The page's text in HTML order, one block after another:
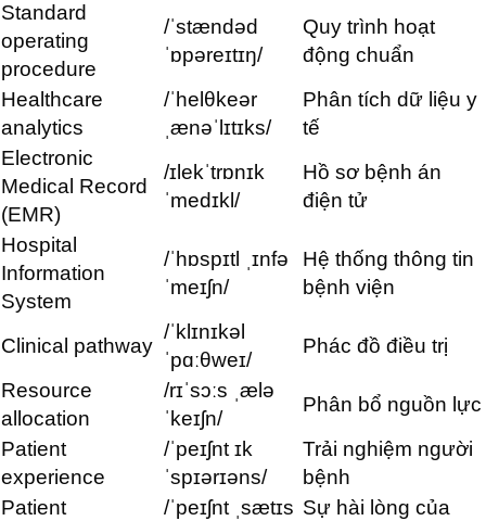
Standard
operating
procedure
/ˈstændəd
ˈɒpəreɪtɪŋ/
Quy trình hoạt
động chuẩn
Healthcare
analytics
/ˈhelθkeər
ˌænəˈlɪtɪks/
Phân tích dữ liệu y
tế
Electronic
Medical Record
(EMR)
/ɪlekˈtrɒnɪk
ˈmedɪkl/
Hồ sơ bệnh án
điện tử
Hospital
Information
System
/ˈhɒspɪtl ˌɪnfə
ˈmeɪʃn/
Hệ thống thông tin
bệnh viện
Clinical pathway
/ˈklɪnɪkəl
ˈpɑːθweɪ/
Phác đồ điều trị
Resource
allocation
/rɪˈsɔːs ˌælə
ˈkeɪʃn/
Phân bổ nguồn lực
Patient
experience
/ˈpeɪʃnt ɪk
ˈspɪərɪəns/
Trải nghiệm người
bệnh
Patient
/ˈpeɪʃnt ˌsætɪs Sự hài lòng của